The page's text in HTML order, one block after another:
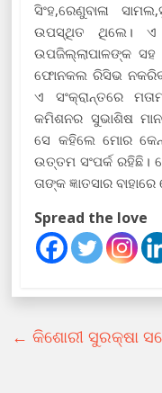
ସିଂହ,ରେଣୁବାଳା
ଉପସ୍ଥିତ ଥିଲେ। ଏ
ଉପଜିଲ୍ଲାପାଳଙ୍କ
ଫୋନକଲ ରିସିଭ
ଏ ସଂକ୍ରାନ୍ତରେ
କମିଶନର ସୁଭାଶିଷ
ସେ କହିଲେ ମୋର
ଉତ୍ତମ ସଂପର୍କ ରହିଛି।
ତାଙ୍କ ଜ୍ଞାତସାର
Spread the love
← କିଶୋରୀ ସୁରକ୍ଷା